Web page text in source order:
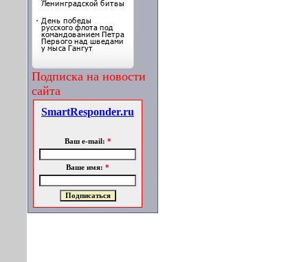
Подписка на новости
сайта
SmartResponder.ru
Ваш e-mail: *
Ваше имя: *